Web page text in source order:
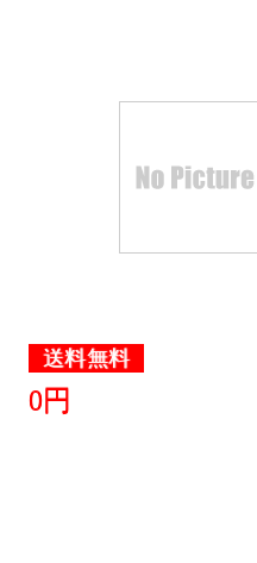
送料無料
0円